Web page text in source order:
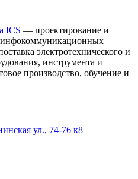
ICS — проектирование и
инфокоммуникационных
электротехнического и
инструмента и
производство, обучение и
ул., 74-76 к8